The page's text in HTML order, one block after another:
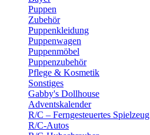
Puppen
Zubehör
Puppenkleidung
Puppenwagen
Puppenmöbel
Puppenzubehör
Pflege & Kosmetik
Sonstiges
Gabby's Dollhouse
Adventskalender
R/C – Ferngesteuertes Spielzeug
R/C-Autos